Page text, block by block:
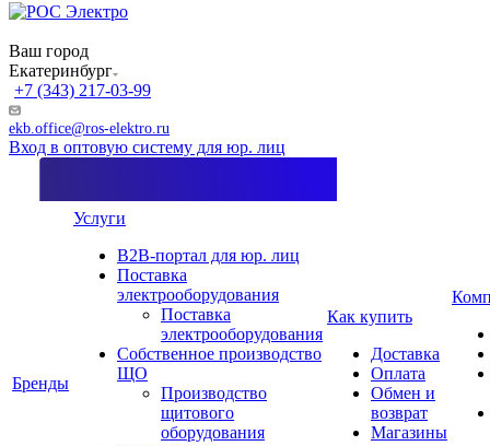
Ваш город
Екатеринбург
+7 (343) 217-03-99
ekb.office@ros-elektro.ru
Вход в оптовую систему для юр. лиц
Бренды
Услуги
B2B-портал для юр. лиц
Поставка
электрооборудования
Поставка
электрооборудования
Собственное производство
ЩО
Производство
щитового
оборудования
Как купить
Доставка
Оплата
Обмен и
возврат
Магазины